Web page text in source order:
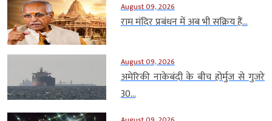
August 09, 2026
राम मंदिर प्रबंधन में अब भी सक्रिय हैं...
August 09, 2026
अमेरिकी नाकेबंदी के बीच होर्मुज से गुजरे
30...